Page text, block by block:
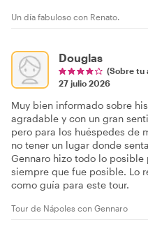
Un día fabuloso con Renato.
Douglas
(Sobre tu
27 julio 2026
Muy bien informado sobre
agradable y con un gran
pero para los huéspedes de
no tener un lugar donde
Gennaro hizo todo lo
siempre que fue posible. Lo
como guía para este tour.
Tour de Nápoles con Gennaro